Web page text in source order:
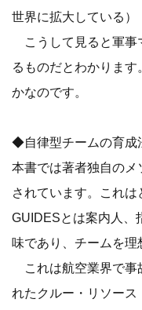
世界に拡大している）
こうして見ると軍事
るものだとわかりま
かなのです。
◆自律型チームの育成
本書では著者独自の
されています。これは
GUIDESとは案内人、
味であり、チームを理
これは航空業界で事
れたクルー・リソース